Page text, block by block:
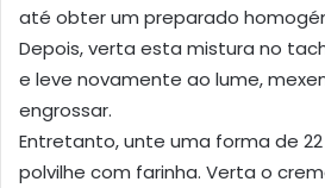
até obter um preparado
Depois, verta esta mistura no
e leve novamente ao lume,
engrossar.
Entretanto, unte uma forma de
polvilhe com farinha. Verta o